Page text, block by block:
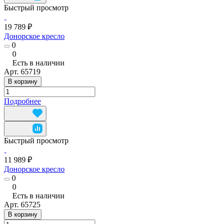
Быстрый просмотр
19 789 ₽
Донорское кресло
0
0
Есть в наличии
Арт. 65719
В корзину
Подробнее
Быстрый просмотр
11 989 ₽
Донорское кресло
0
0
Есть в наличии
Арт. 65725
В корзину